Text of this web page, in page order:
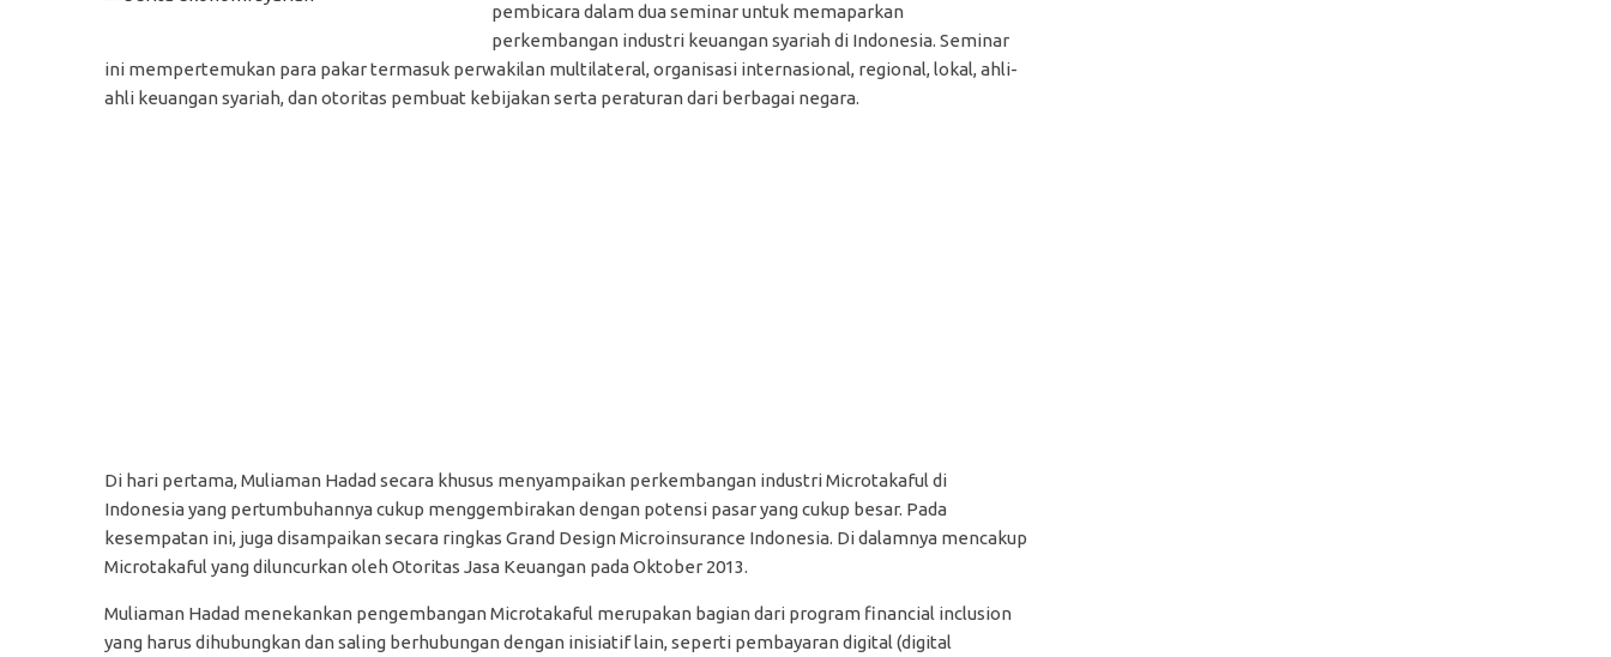
pembicara dalam dua seminar untuk memaparkan
perkembangan industri keuangan syariah di Indonesia. Seminar
ini mempertemukan para pakar termasuk perwakilan multilateral, organisasi internasional, regional, lokal, ahli-
ahli keuangan syariah, dan otoritas pembuat kebijakan serta peraturan dari berbagai negara.
Di hari pertama, Muliaman Hadad secara khusus menyampaikan perkembangan industri Microtakaful di
Indonesia yang pertumbuhannya cukup menggembirakan dengan potensi pasar yang cukup besar. Pada
kesempatan ini, juga disampaikan secara ringkas Grand Design Microinsurance Indonesia. Di dalamnya mencakup
Microtakaful yang diluncurkan oleh Otoritas Jasa Keuangan pada Oktober 2013.
Muliaman Hadad menekankan pengembangan Microtakaful merupakan bagian dari program financial inclusion
yang harus dihubungkan dan saling berhubungan dengan inisiatif lain, seperti pembayaran digital (digital